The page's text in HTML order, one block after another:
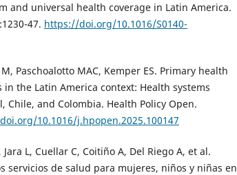
and universal health coverage in Latin America.
47. https://doi.org/10.1016/S0140-
Paschoalotto MAC, Kemper ES. Primary health
the Latin America context: Health systems
Chile, and Colombia. Health Policy Open.
10.1016/j.hpopen.2025.100147
L, Cuellar C, Coitiño A, Del Riego A, et al.
servicios de salud para mujeres, niños y niñas en